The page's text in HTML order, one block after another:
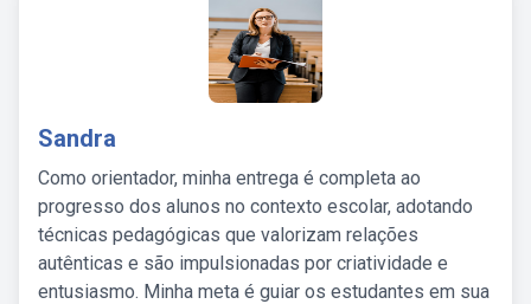
Sandra
Como orientador, minha entrega é completa ao
progresso dos alunos no contexto escolar, adotando
técnicas pedagógicas que valorizam relações
autênticas e são impulsionadas por criatividade e
entusiasmo. Minha meta é guiar os estudantes em sua